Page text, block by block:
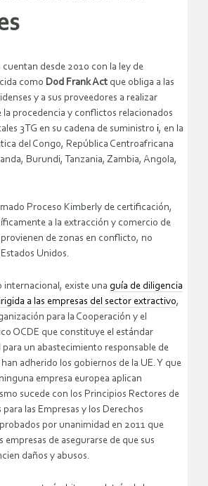
cuentan desde 2010 con la ley de
como Dod Frank Act que obliga a las
y a sus proveedores a realizar
la procedencia y conflictos relacionados
3TG en su cadena de suministro i, en la
del Congo, República Centroafricana
Burundi, Tanzania, Zambia, Angola,
Proceso Kimberly de certificación,
a la extracción y comercio de
provienen de zonas en conflicto, no
Unidos.
internacional, existe una guía de diligencia
a las empresas del sector extractivo,
para la Cooperación y el
OCDE que constituye el estándar
un abastecimiento responsable de
adherido los gobiernos de la UE. Y que
empresa europea aplican
sucede con los Principios Rectores de
para las Empresas y los Derechos
por unanimidad en 2011 que
empresas de asegurarse de que sus
daños y abusos.